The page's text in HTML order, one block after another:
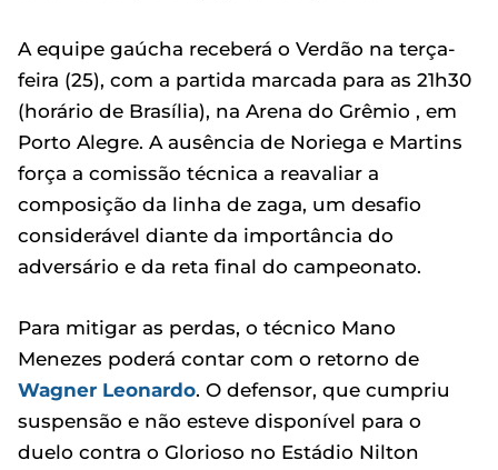
A equipe gaúcha receberá o Verdão na terça-
feira (25), com a partida marcada para as 21h30
(horário de Brasília), na Arena do Grêmio , em
Porto Alegre. A ausência de Noriega e Martins
força a comissão técnica a reavaliar a
composição da linha de zaga, um desafio
considerável diante da importância do
adversário e da reta final do campeonato.
Para mitigar as perdas, o técnico Mano
Menezes poderá contar com o retorno de
Wagner Leonardo. O defensor, que cumpriu
suspensão e não esteve disponível para o
duelo contra o Glorioso no Estádio Nilton